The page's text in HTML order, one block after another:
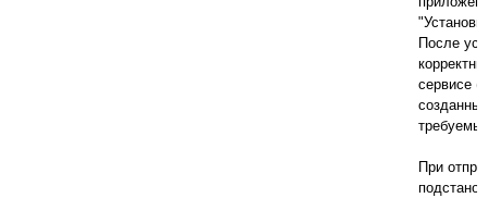
После
сервисе
При